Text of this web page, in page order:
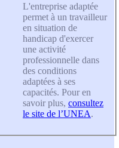
L'entreprise adaptée
permet à un travailleur
en situation de
handicap d'exercer
une activité
professionnelle dans
des conditions
adaptées à ses
capacités. Pour en
savoir plus, consultez
le site de l’UNEA.